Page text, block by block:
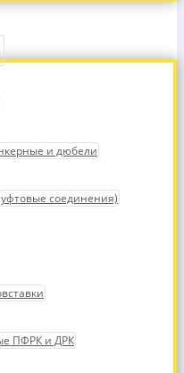
и дюбели
соединения)
ПФРК и ДРК